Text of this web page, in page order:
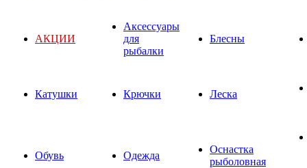
АКЦИИ
Аксессуары
для
рыбалки
Блесны
Катушки Крючки Леска
Обувь Одежда
Оснастка
рыболовная